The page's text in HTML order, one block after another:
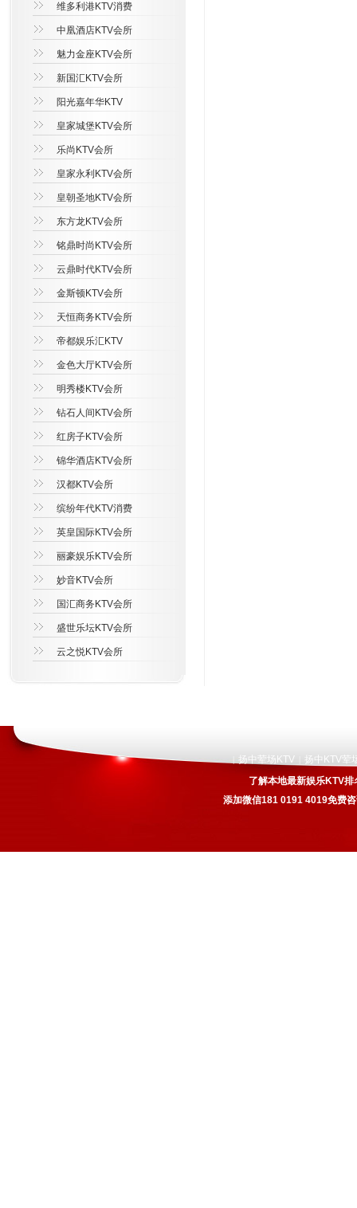
维多利港KTV消费
中凰酒店KTV会所
魅力金座KTV会所
新国汇KTV会所
阳光嘉年华KTV
皇家城堡KTV会所
乐尚KTV会所
皇家永利KTV会所
皇朝圣地KTV会所
东方龙KTV会所
铭鼎时尚KTV会所
云鼎时代KTV会所
金斯顿KTV会所
天恒商务KTV会所
帝都娱乐汇KTV
金色大厅KTV会所
明秀楼KTV会所
钻石人间KTV会所
红房子KTV会所
锦华酒店KTV会所
汉都KTV会所
缤纷年代KTV消费
英皇国际KTV会所
丽豪娱乐KTV会所
妙音KTV会所
国汇商务KTV会所
盛世乐坛KTV会所
云之悦KTV会所
扬中荤场KTV
扬中KTV荤
了解本地最新娱乐KTV
添加微信181 0191 4019免费